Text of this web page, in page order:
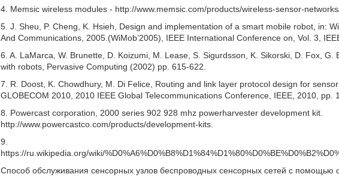
4. Memsic wireless modules - http://www.memsic.com/products/wireless-sensor-
5. J. Sheu, P. Cheng, K. Hsieh, Design and implementation of a smart mobile robot, in:
And Communications, 2005.(WiMob’2005), IEEE International Conference on, Vol. 3,
6. A. LaMarca, W. Brunette, D. Koizumi, M. Lease, S. Sigurdsson, K. Sikorski, D. Fox,
with robots, Pervasive Computing (2002) рр. 615-622.
7. R. Doost, K. Chowdhury, M. Di Felice, Routing and link layer protocol design for
GLOBECOM 2010, 2010 IEEE Global Telecommunications Conference, IEEE, 2010, pp.
8. Powercast corporation, 2000 series 902 928 mhz powerharvester development kit.
http://www.powercastco.com/products/development-kits.
9.
https://ru.wikipedia.org/wiki/
Способ обслуживания сенсорных узлов беспроводных сенсорных сетей с помощью